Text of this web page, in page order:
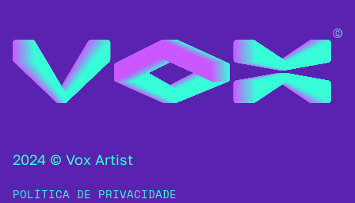
2024 © Vox Artist
POLÍTICA DE PRIVACIDADE